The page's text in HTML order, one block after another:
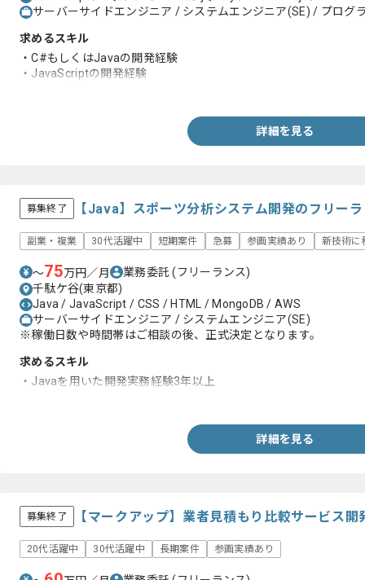
サーバーサイドエンジニア / システムエンジニア(SE) / プログ
求めるスキル
・C#もしくはJavaの開発経験
・JavaScriptの開発経験
詳細を見る
募集終了 【Java】スポーツ分析システム開発のフリー
副業・複業 30代活躍中 短期案件 急募 参画実績あり 新技術に
〜75万円／月 業務委託(フリーランス)
千駄ケ谷(東京都)
Java / JavaScript / CSS / HTML / MongoDB / AWS
サーバーサイドエンジニア / システムエンジニア(SE)
※稼働日数や時間帯はご相談の後、正式決定となります。
求めるスキル
・Javaを用いた開発実務経験3年以上
詳細を見る
募集終了 【マークアップ】業者見積もり比較サービス
20代活躍中 30代活躍中 長期案件 参画実績あり